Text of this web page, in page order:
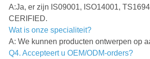
A:Ja, er zijn IS09001, ISO14001,
CERIFIED.
Wat is onze specialiteit?
A: We kunnen producten ontwerpen op
Q4. Accepteert u OEM/ODM-orders?